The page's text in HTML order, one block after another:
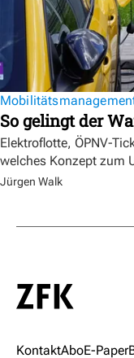
So gelingt der
Elektroflotte, ÖPNV-
welches Konzept zum
Jürgen Walk
KontaktAboE-Paper